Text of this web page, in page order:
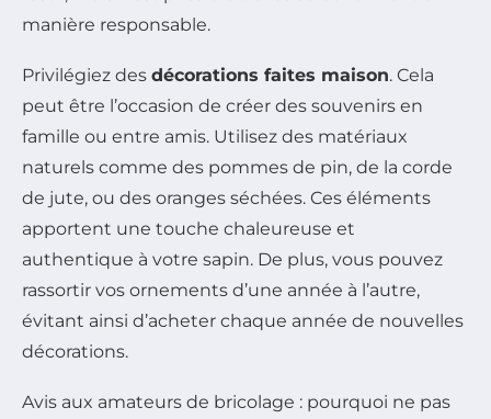
manière responsable.
Privilégiez des décorations faites maison. Cela
peut être l’occasion de créer des souvenirs en
famille ou entre amis. Utilisez des matériaux
naturels comme des pommes de pin, de la corde
de jute, ou des oranges séchées. Ces éléments
apportent une touche chaleureuse et
authentique à votre sapin. De plus, vous pouvez
rassortir vos ornements d’une année à l’autre,
évitant ainsi d’acheter chaque année de nouvelles
décorations.
Avis aux amateurs de bricolage : pourquoi ne pas